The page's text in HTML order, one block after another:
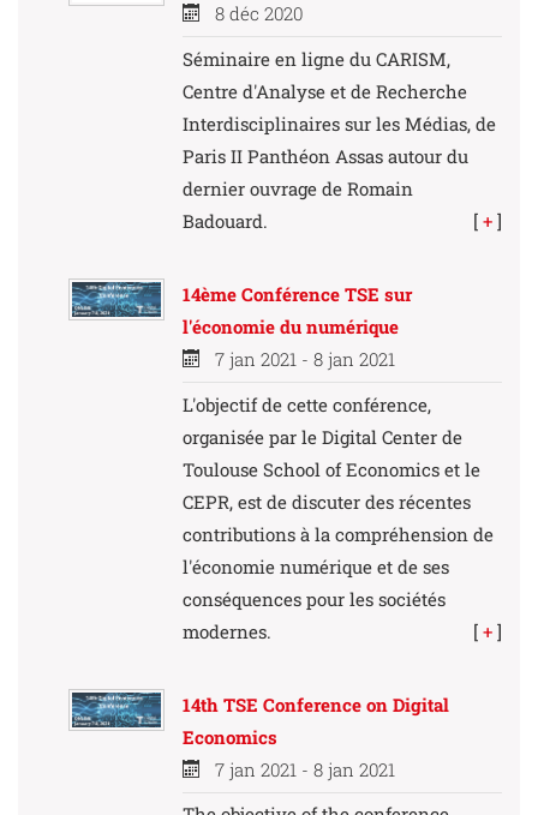
8 déc 2020
Séminaire en ligne du CARISM,
Centre d'Analyse et de Recherche
Interdisciplinaires sur les Médias, de
Paris II Panthéon Assas autour du
dernier ouvrage de Romain
Badouard.
[ + ]
14ème Conférence TSE sur
l'économie du numérique
7 jan 2021 - 8 jan 2021
L'objectif de cette conférence,
organisée par le Digital Center de
Toulouse School of Economics et le
CEPR, est de discuter des récentes
contributions à la compréhension de
l'économie numérique et de ses
conséquences pour les sociétés
modernes.
[ + ]
14th TSE Conference on Digital
Economics
7 jan 2021 - 8 jan 2021